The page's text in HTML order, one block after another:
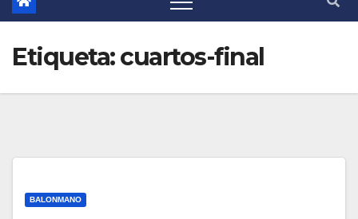
Etiqueta:cuartos-final
BALONMANO